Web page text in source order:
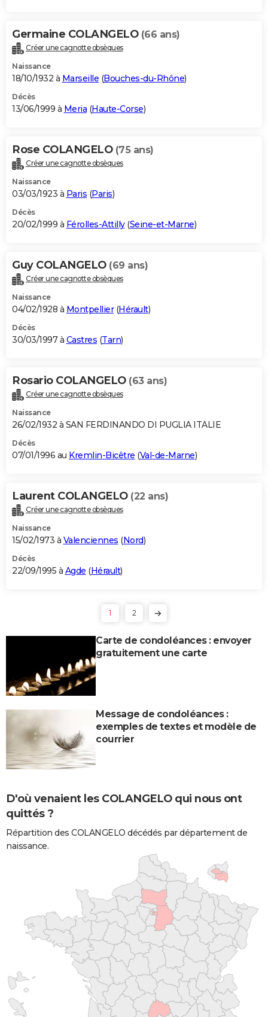
Germaine COLANGELO (66 ans)
Créer une cagnotte obsèques
Naissance
18/10/1932 à Marseille (Bouches-du-Rhône)
Décès
13/06/1999 à Meria (Haute-Corse)
Rose COLANGELO (75 ans)
Créer une cagnotte obsèques
Naissance
03/03/1923 à Paris (Paris)
Décès
20/02/1999 à Férolles-Attilly(Seine-et-Marne)
Guy COLANGELO (69 ans)
Créer une cagnotte obsèques
Naissance
04/02/1928 à Montpellier(Hérault)
Décès
30/03/1997 à Castres (Tarn)
Rosario COLANGELO (63 ans)
Créer une cagnotte obsèques
Naissance
26/02/1932 à SAN FERDINANDO DI PUGLIA ITALIE
Décès
07/01/1996 au Kremlin-Bicêtre (Val-de-Marne)
Laurent COLANGELO (22 ans)
Créer une cagnotte obsèques
Naissance
15/02/1973 à Valenciennes (Nord)
Décès
22/09/1995 à Agde (Hérault)
1 2
Carte de condoléances : envoyer
gratuitement une carte
Message de condoléances :
exemples de textes et modèle de
courrier
D'où venaient les COLANGELO qui nous ont
quittés ?
Répartition des COLANGELO décédés par département de
naissance.